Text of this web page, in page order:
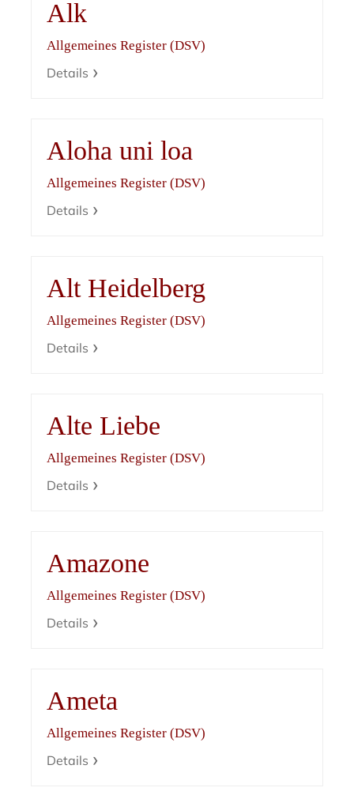
Alk
Allgemeines Register (DSV)
Details
Aloha uni loa
Allgemeines Register (DSV)
Details
Alt Heidelberg
Allgemeines Register (DSV)
Details
Alte Liebe
Allgemeines Register (DSV)
Details
Amazone
Allgemeines Register (DSV)
Details
Ameta
Allgemeines Register (DSV)
Details